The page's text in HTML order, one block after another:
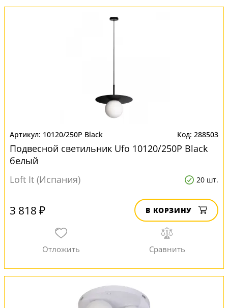
10120/250P Black 288503
Подвесной светильник Ufo 10120/250P Black
белый
Loft It (Испания)
20 шт.
3 818 ₽ В КОРЗИНУ